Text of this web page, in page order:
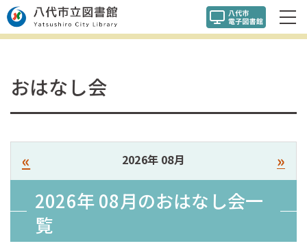
おはなし会
« 2026年 08月 »
2026年 08月のおはなし会一
覧